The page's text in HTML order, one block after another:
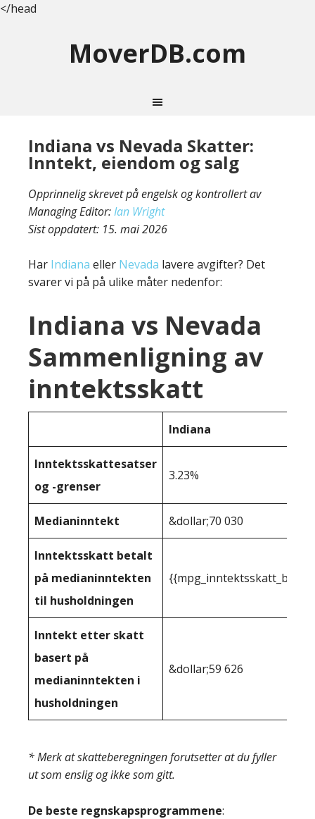
</head
MoverDB.com
Indiana vs Nevada Skatter:
Inntekt, eiendom og salg
Opprinnelig skrevet på engelsk og kontrollert av
Managing Editor:Ian Wright
Sist oppdatert: 15. mai 2026
Har Indiana eller Nevada lavere avgifter? Det
svarer vi på på ulike måter nedenfor:
Indiana vs Nevada
Sammenligning av
inntektsskatt
Indiana
Inntektsskattesatser
og -grenser
3.23%
Medianinntekt &dollar;70 030
Inntektsskatt betalt
på medianinntekten
til husholdningen
Inntekt etter skatt
basert på
medianinntekten i
husholdningen
&dollar;59 626
* Merk at skatteberegningen forutsetter at du fyller
ut som enslig og ikke som gitt.
De beste regnskapsprogrammene: